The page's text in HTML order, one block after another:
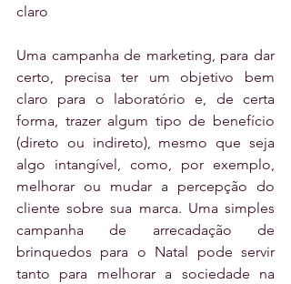
claro
Uma campanha de marketing, para dar
certo, precisa ter um objetivo bem
claro para o laboratório e, de certa
forma, trazer algum tipo de benefício
(direto ou indireto), mesmo que seja
algo intangível, como, por exemplo,
melhorar ou mudar a percepção do
cliente sobre sua marca. Uma simples
campanha de arrecadação de
brinquedos para o Natal pode servir
tanto para melhorar a sociedade na